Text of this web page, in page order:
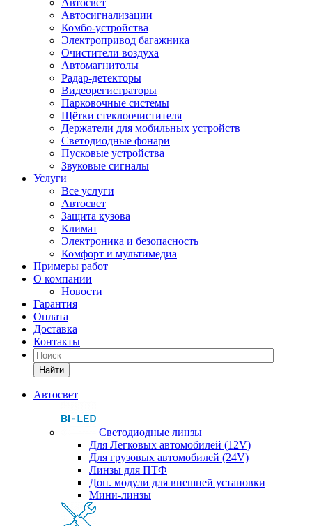
Автосвет
Автосигнализации
Комбо-устройства
Электропривод багажника
Очистители воздуха
Автомагнитолы
Радар-детекторы
Видеорегистраторы
Парковочные системы
Щётки стеклоочистителя
Держатели для мобильных устройств
Светодиодные фонари
Пусковые устройства
Звуковые сигналы
Услуги
Все услуги
Автосвет
Защита кузова
Климат
Электроника и безопасность
Комфорт и мультимедиа
Примеры работ
О компании
Новости
Гарантия
Оплата
Доставка
Контакты
Найти
Автосвет
Светодиодные линзы
Для Легковых автомобилей (12V)
Для грузовых автомобилей (24V)
Линзы для ПТФ
Доп. модули для внешней установки
Мини-линзы